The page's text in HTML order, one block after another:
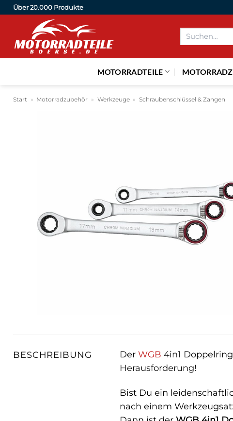
Zum
springen
Über 20.000 Produkte
Suchen
MOTORRADTEILE
Start » Motorradzubehör » Werkzeuge » Schraubenschlüssel & Zangen
BESCHREIBUNG Der WGB 4in1
Herausforderung!
Bist Du ein
nach einem